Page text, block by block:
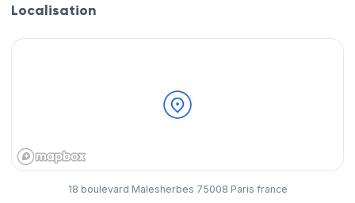
Localisation
18 boulevard Malesherbes 75008 Paris france